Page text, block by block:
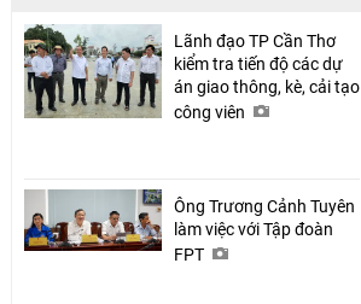
Lãnh đạo TP Cần Thơ
kiểm tra tiến độ các dự
án giao thông, kè, cải tạo
công viên
Ông Trương Cảnh Tuyên
làm việc với Tập đoàn
FPT